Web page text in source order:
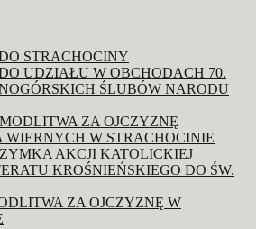
STRACHOCINY
UDZIAŁU W OBCHODACH 70.
ŚLUBÓW NARODU
ZA OJCZYZNĘ
W STRACHOCINIE
AKCJI KATOLICKIEJ
KROŚNIEŃSKIEGO DO ŚW.
ZA OJCZYZNĘ W